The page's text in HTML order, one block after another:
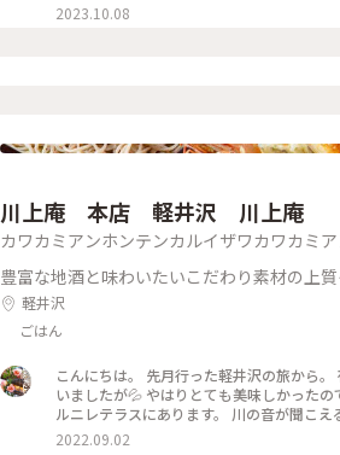
っぷ旅 #秋さんぽ #軽井沢 #雲場池 #スワン
2023.10.08
川上庵 本店 軽井沢 川上庵
カワカミアンホンテンカルイザワカワカミ
豊富な地酒と味わいたいこだわり素材の上
軽井沢
ごはん
こんにちは。 先月行った軽井沢の旅から
いましたが💦 やはりとても美味しかった
ルニレテラスにあります。 川の音が聞こ
灯され 雰囲気がありました。 どちらのお
2022.09.02